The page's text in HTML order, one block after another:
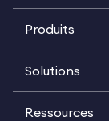
Produits
Solutions
Ressources